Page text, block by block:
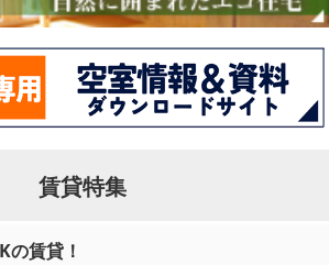
賃貸特集
の賃貸！